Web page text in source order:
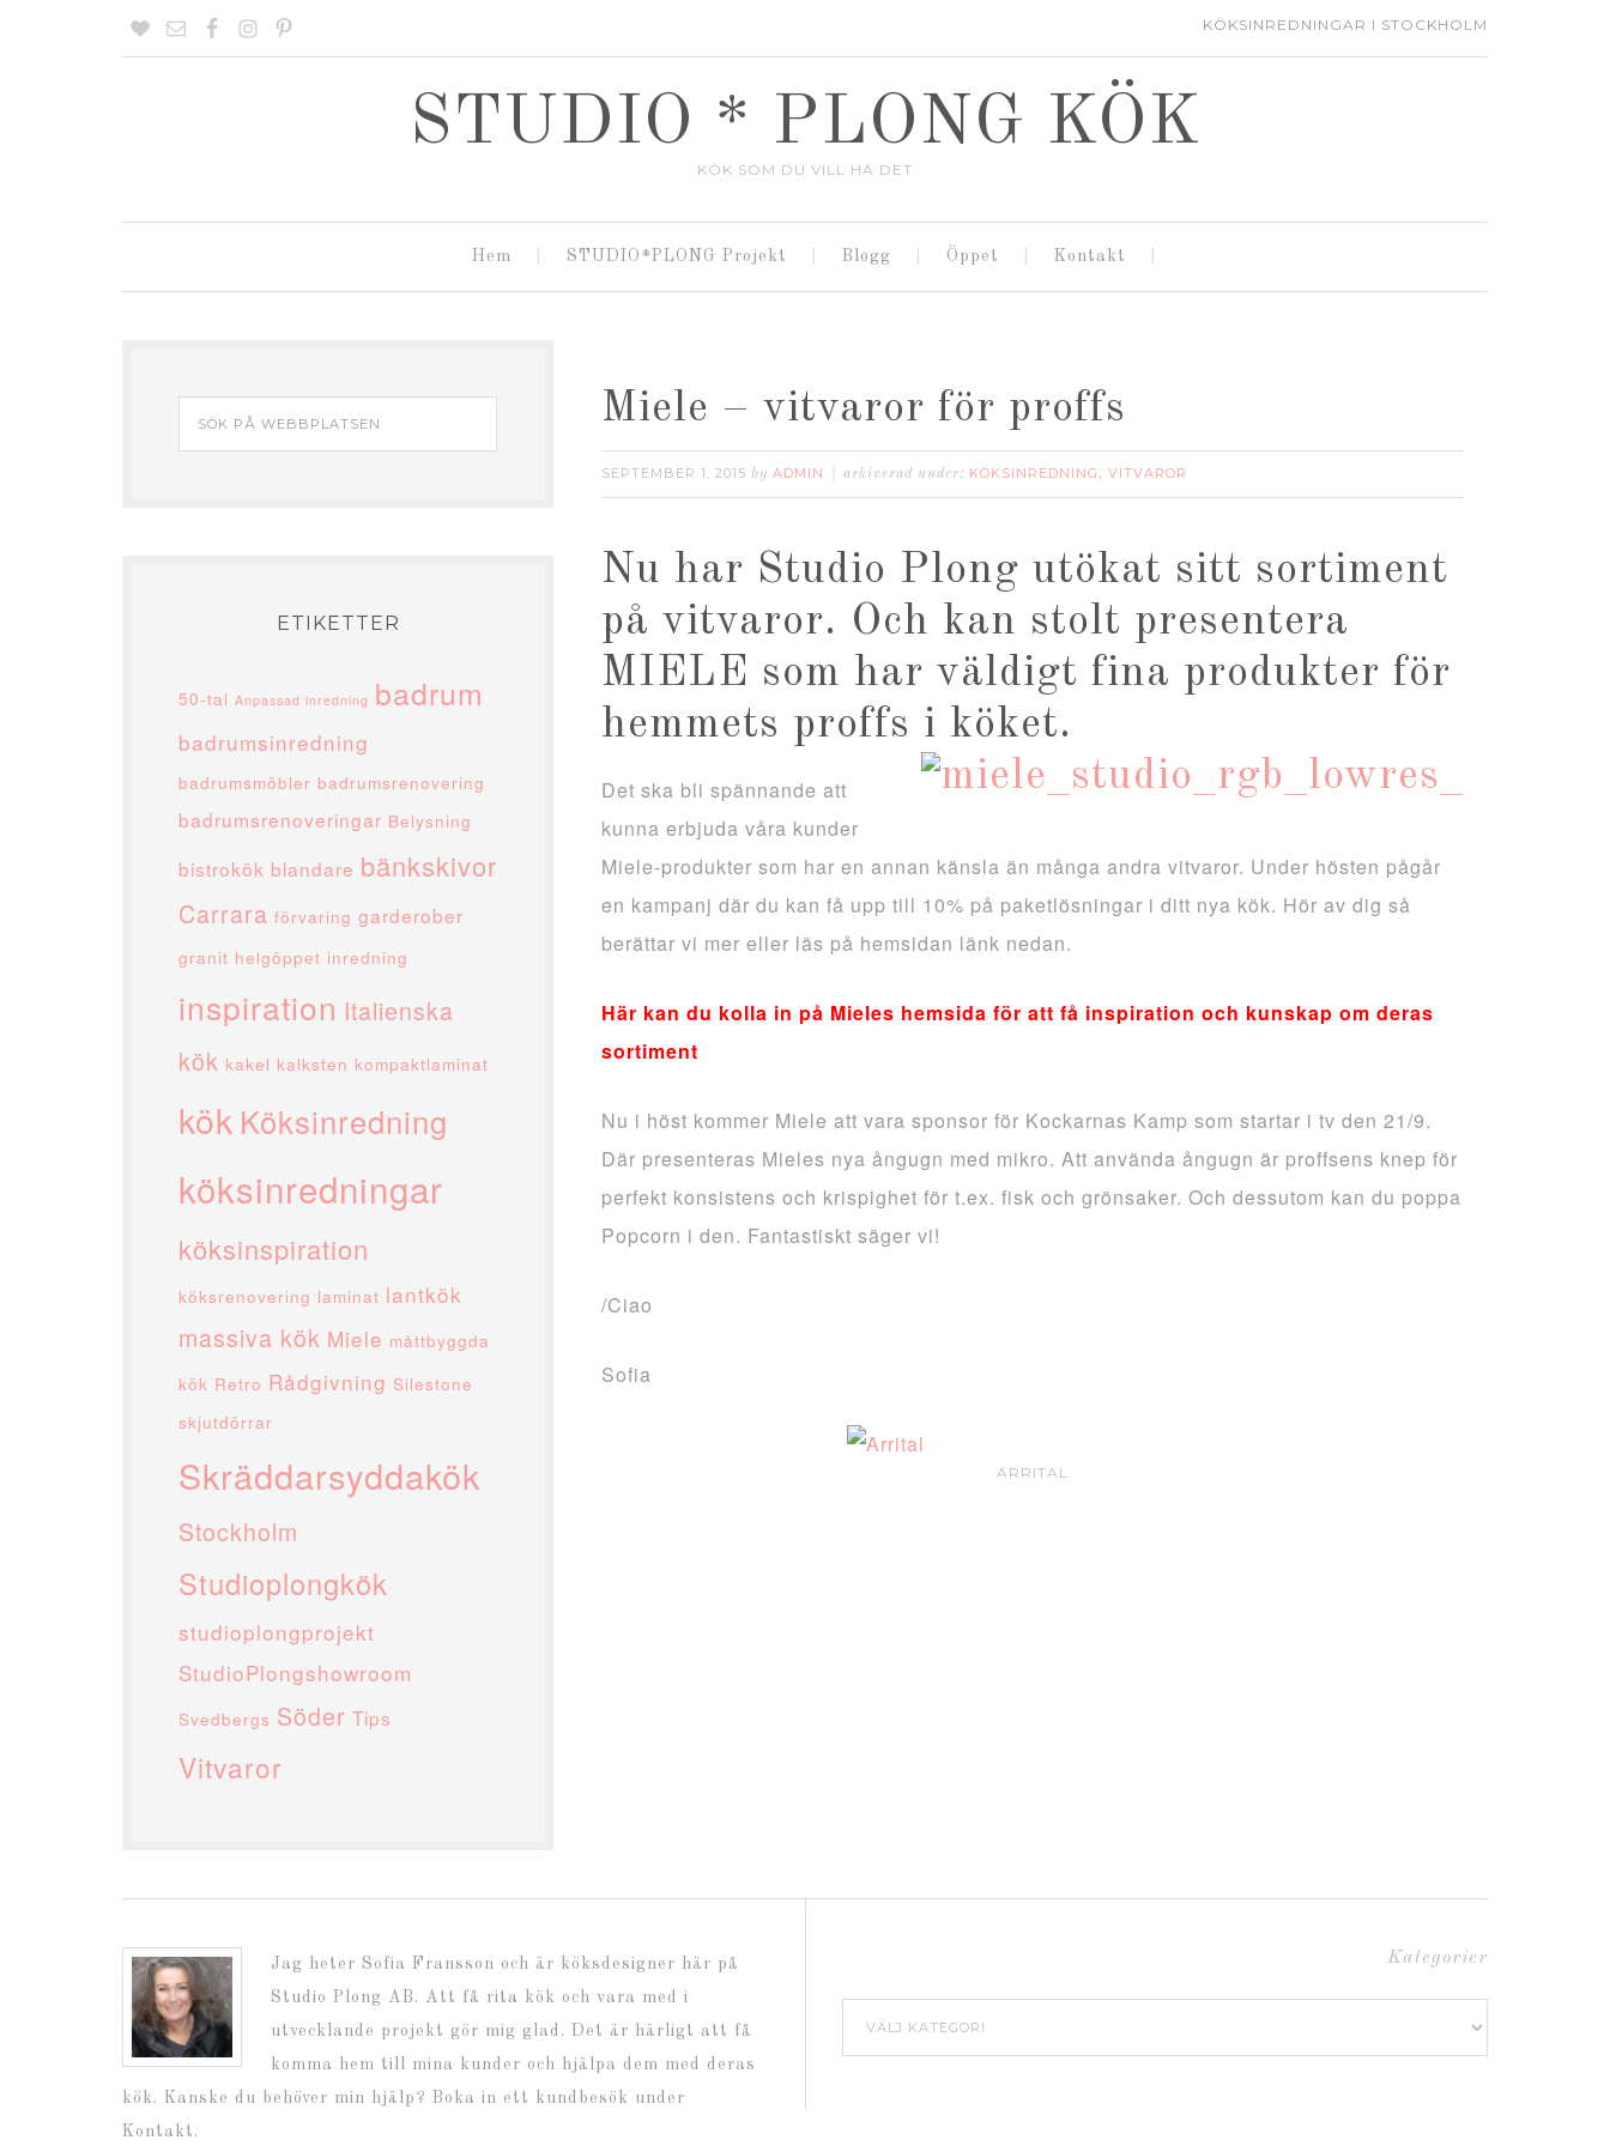
KÖKSINREDNINGAR I STOCKHOLM
STUDIO * PLONG KÖK
KÖK SOM DU VILL HA DET
Hem STUDIO*PLONG Projekt Blogg Öppet Kontakt
Miele – vitvaror för proffs
SEPTEMBER 1, 2015 by ADMIN arkiverad under: KÖKSINREDNING , VITVAROR
Nu har Studio Plong utökat sitt sortiment
på vitvaror. Och kan stolt presentera
MIELE som har väldigt fina produkter för
hemmets proffs i köket.
Det ska bli spännande att
kunna erbjuda våra kunder
Miele-produkter som har en annan känsla än många andra vitvaror. Under hösten pågår
en kampanj där du kan få upp till 10% på paketlösningar i ditt nya kök. Hör av dig så
berättar vi mer eller läs på hemsidan länk nedan.
Här kan du kolla in på Mieles hemsida för att få inspiration och kunskap om deras
sortiment
Nu i höst kommer Miele att vara sponsor för Kockarnas Kamp som startar i tv den 21/9.
Där presenteras Mieles nya ångugn med mikro. Att använda ångugn är proffsens knep för
perfekt konsistens och krispighet för t.ex. fisk och grönsaker. Och dessutom kan du poppa
Popcorn i den. Fantastiskt säger vi!
/Ciao
Sofia
ARRITAL
ETIKETTER
50-tal Anpassad inredning badrum
badrumsinredning
badrumsmöbler badrumsrenovering
badrumsrenoveringar Belysning
bistrokök blandare bänkskivor
Carrara förvaring garderober
granit helgöppet inredning
inspiration Italienska
kök kakel kalksten kompaktlaminat
kök Köksinredning
köksinredningar
köksinspiration
köksrenovering laminat lantkök
massiva kök Miele måttbyggda
kök Retro Rådgivning Silestone
skjutdörrar
Skräddarsyddakök
Stockholm
Studioplongkök
studioplongprojekt
StudioPlongshowroom
Svedbergs Söder Tips
Vitvaror
Jag heter Sofia Fransson och är köksdesigner här på
Studio Plong AB. Att få rita kök och vara med i
utvecklande projekt gör mig glad. Det är härligt att få
komma hem till mina kunder och hjälpa dem med deras
kök. Kanske du behöver min hjälp? Boka in ett kundbesök under
Kontakt.
Kategorier
Kategorier